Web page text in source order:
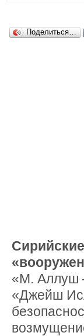
Поделиться…
«М. Аллуш
«Джейш